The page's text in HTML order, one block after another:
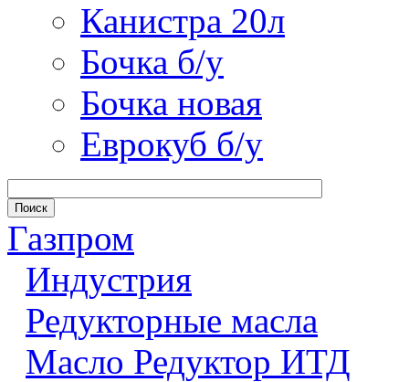
Канистра 20л
Бочка б/у
Бочка новая
Еврокуб б/у
Газпром
Индустрия
Редукторные масла
Масло Редуктор ИТД